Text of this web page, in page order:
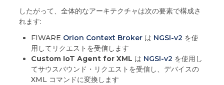
したがって、全体的なアーキテクチャは次の要素で構成さ
れます:
FIWARE Orion Context Brokerは NGSI-v2 を使
用してリクエストを受信します
Custom IoT Agent for XML は NGSI-v2 を使用し
てサウスバウンド・リクエストを受信し、デバイスの
XML コマンドに変換します